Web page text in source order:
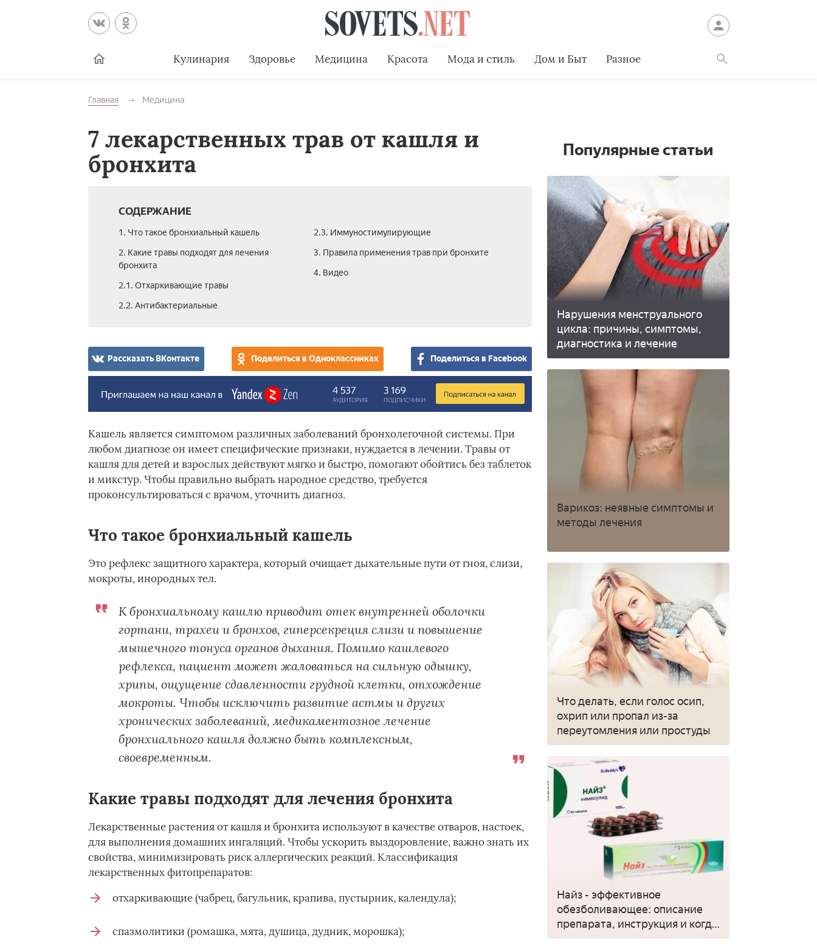
Кулинария Здоровье Медицина Красота Мода и стиль Дом и Быт Разное
Главная Медицина
7 лекарственных трав от кашля и
бронхита
СОДЕРЖАНИЕ
1. Что такое бронхиальный кашель
2. Какие травы подходят для лечения
бронхита
2.1. Отхаркивающие травы
2.2. Антибактериальные
2.3. Иммуностимулирующие
3. Правила применения трав при бронхите
4. Видео
Рассказать ВКонтакте Поделиться в Одноклассниках Поделиться в Facebook
Кашель является симптомом различных заболеваний бронхолегочной системы. При
любом диагнозе он имеет специфические признаки, нуждается в лечении. Травы от
кашля для детей и взрослых действуют мягко и быстро, помогают обойтись без таблеток
и микстур. Чтобы правильно выбрать народное средство, требуется
проконсультироваться с врачом, уточнить диагноз.
Что такое бронхиальный кашель
Это рефлекс защитного характера, который очищает дыхательные пути от гноя, слизи,
мокроты, инородных тел.
К бронхиальному кашлю приводит отек внутренней оболочки
гортани, трахеи и бронхов, гиперсекреция слизи и повышение
мышечного тонуса органов дыхания. Помимо кашлевого
рефлекса, пациент может жаловаться на сильную одышку,
хрипы, ощущение сдавленности грудной клетки, отхождение
мокроты. Чтобы исключить развитие астмы и других
хронических заболеваний, медикаментозное лечение
бронхиального кашля должно быть комплексным,
своевременным.
Какие травы подходят для лечения бронхита
Лекарственные растения от кашля и бронхита используют в качестве отваров, настоек,
для выполнения домашних ингаляций. Чтобы ускорить выздоровление, важно знать их
свойства, минимизировать риск аллергических реакций. Классификация
лекарственных фитопрепаратов:
отхаркивающие (чабрец, багульник, крапива, пустырник, календула);
спазмолитики (ромашка, мята, душица, дудник, морошка);
Популярные статьи
Нарушения менструального
цикла: причины, симптомы,
диагностика и лечение
Варикоз: неявные симптомы и
методы лечения
Что делать, если голос осип,
охрип или пропал из-за
переутомления или простуды
Найз - эффективное
обезболивающее: описание
препарата, инструкция и когда
применять